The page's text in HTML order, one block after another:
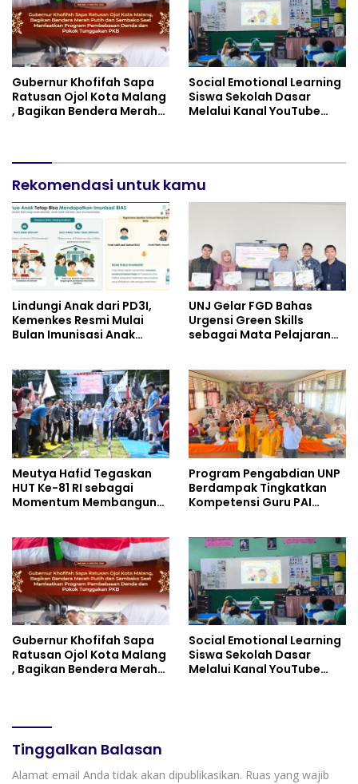
Gubernur Khofifah Sapa
Ratusan Ojol Kota Malang
, Bagikan Bendera Merah
Pokok Tunggakan PKB
Social Emotional Learning
Siswa Sekolah Dasar
Melalui Kanal YouTube
Rekomendasi untuk kamu
Lindungi Anak dari PD3I,
Kemenkes Resmi Mulai
Bulan Imunisasi Anak
UNJ Gelar FGD Bahas
Urgensi Green Skills
sebagai Mata Pelajaran
Perhotelan, dan UPW
Meutya Hafid Tegaskan
HUT Ke-81 RI sebagai
Momentum Membangun
Program Pengabdian UNP
Berdampak Tingkatkan
Kompetensi Guru PAI
Gubernur Khofifah Sapa
Ratusan Ojol Kota Malang
, Bagikan Bendera Merah
Pokok Tunggakan PKB
Social Emotional Learning
Siswa Sekolah Dasar
Melalui Kanal YouTube
Tinggalkan Balasan
Alamat email Anda tidak akan dipublikasikan. Ruas yang wajib